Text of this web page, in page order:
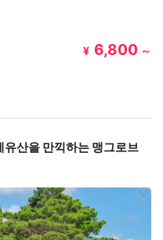
¥ 6,800 ～
산을 만끽하는 맹그로브